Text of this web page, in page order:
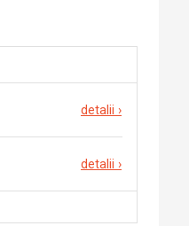
detalii ›
detalii ›